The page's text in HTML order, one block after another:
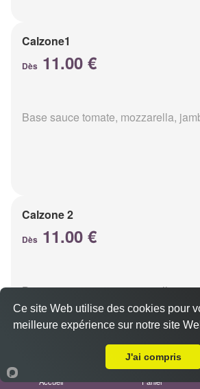
Calzone1
Dès 11.00 €
Base sauce tomate, mozzarella,
Calzone 2
Dès 11.00 €
Base sauce tomate, mozzarella,
Accueil Panier
Ce site Web utilise des cookies pour
meilleure expérience sur notre site
J'ai compris